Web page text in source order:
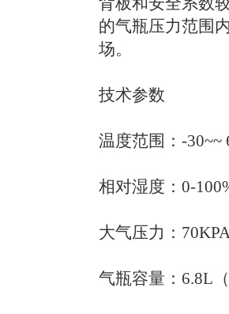
的气瓶压力范围
场。
技术参数
温度范围：-30~~
相对湿度：0-
大气压力：
气瓶容量：6.8L